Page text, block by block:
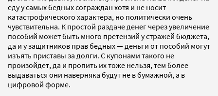
еду у самых бедных сограждан хотя и не носит
катастрофического характера, но политически очень
чувствительна. К простой раздаче денег через увеличение
пособий может быть много претензий у стражей бюджета,
да и у защитников прав бедных — деньги от пособий могут
изъять приставы за долги. С купонами такого не
произойдет, да и пропить их тоже нельзя, тем более
выдаваться они наверняка будут не в бумажной, а в
цифровой форме.